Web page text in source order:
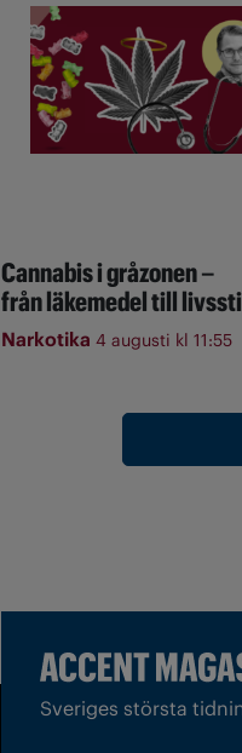
Cannabis i gråzonen –
från läkemedel till
Narkotika 4 augusti kl 11:55
Sveriges största